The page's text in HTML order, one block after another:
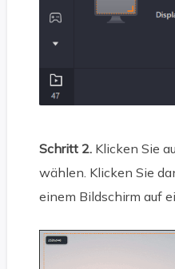
Schritt 2. Klicken Sie
wählen. Klicken Sie
einem Bildschirm auf